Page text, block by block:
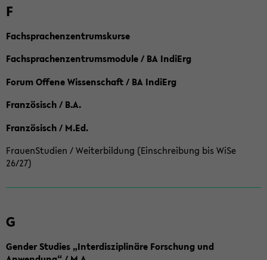
F
Fachsprachenzentrumskurse
Fachsprachenzentrumsmodule / BA IndiErg
Forum Offene Wissenschaft / BA IndiErg
Französisch / B.A.
Französisch / M.Ed.
FrauenStudien / Weiterbildung (Einschreibung bis WiSe
26/27)
G
Gender Studies „Interdisziplinäre Forschung und